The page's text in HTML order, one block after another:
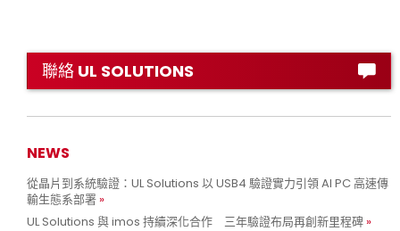
聯絡 UL SOLUTIONS
NEWS
從晶片到系統驗證：UL Solutions 以 USB4 驗證實力引領 AI PC 高速傳
輸生態系部署
UL Solutions 與 imos 持續深化合作 三年驗證布局再創新里程碑